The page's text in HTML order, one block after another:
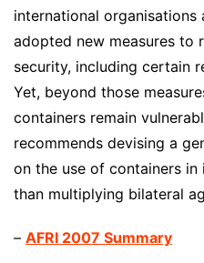
international organisations
adopted new measures to
security, including certain
Yet, beyond those
containers remain
recommends devising a
on the use of containers
than multiplying bilateral
– AFRI 2007 Summary